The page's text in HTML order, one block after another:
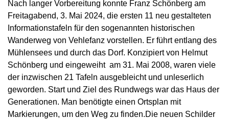
Nach langer Vorbereitung konnte Franz Schönberg am
Freitagabend, 3. Mai 2024, die ersten 11 neu gestalteten
Informationstafeln für den sogenannten historischen
Wanderweg von Vehlefanz vorstellen. Er führt entlang des
Mühlensees und durch das Dorf. Konzipiert von Helmut
Schönberg und eingeweiht am 31. Mai 2008, waren viele
der inzwischen 21 Tafeln ausgebleicht und unleserlich
geworden. Start und Ziel des Rundwegs war das Haus der
Generationen. Man benötigte einen Ortsplan mit
Markierungen, um den Weg zu finden.Die neuen Schilder